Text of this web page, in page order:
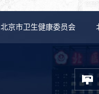
北京市卫生健康委员会